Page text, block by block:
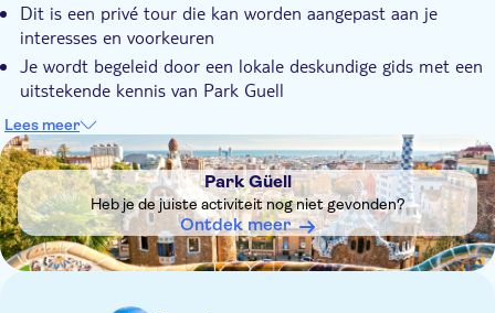
Ga op stap met een deskundige lokale gids die alles weet
over Park Güell
Dit is een privé tour die kan worden aangepast aan je
interesses en voorkeuren
Je wordt begeleid door een lokale deskundige gids met een
uitstekende kennis van Park Guell
Deze tour is toegankelijk voor rolstoelgebruikers
Headsets worden verstrekt voor groepen van 5 of meer
personen
Vergeet niet je identiteitsbewijs mee te nemen. Je kunt bij
de entree willekeurig worden gecontroleerd om te kijken of
de naam op je ticket overeenkomt met je identiteitsbewijs
Lees meer
DSA1Park Güell
Park Güell
Heb je de juiste activiteit nog niet gevonden?
Ontdek meer